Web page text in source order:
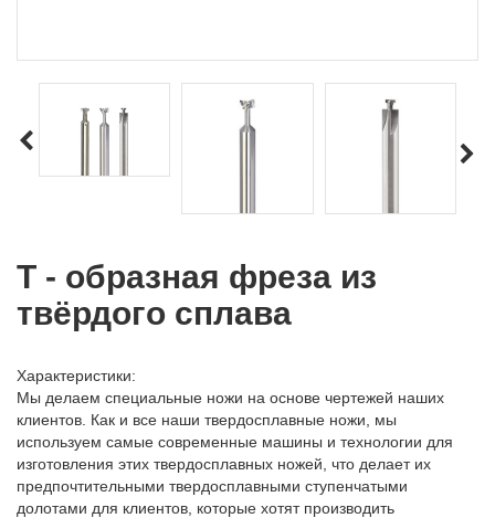
Т - образная фреза из
твёрдого сплава
Характеристики:
Мы делаем специальные ножи на основе чертежей наших
клиентов. Как и все наши твердосплавные ножи, мы
используем самые современные машины и технологии для
изготовления этих твердосплавных ножей, что делает их
предпочтительными твердосплавными ступенчатыми
долотами для клиентов, которые хотят производить